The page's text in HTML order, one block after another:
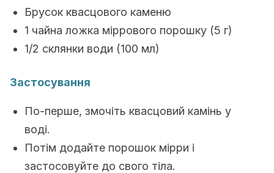
Брусок квасцового каменю
1 чайна ложка міррового порошку (5 г)
1/2 склянки води (100 мл)
Застосування
По-перше, змочіть квасцовий камінь у
воді.
Потім додайте порошок мірри і
застосовуйте до свого тіла.